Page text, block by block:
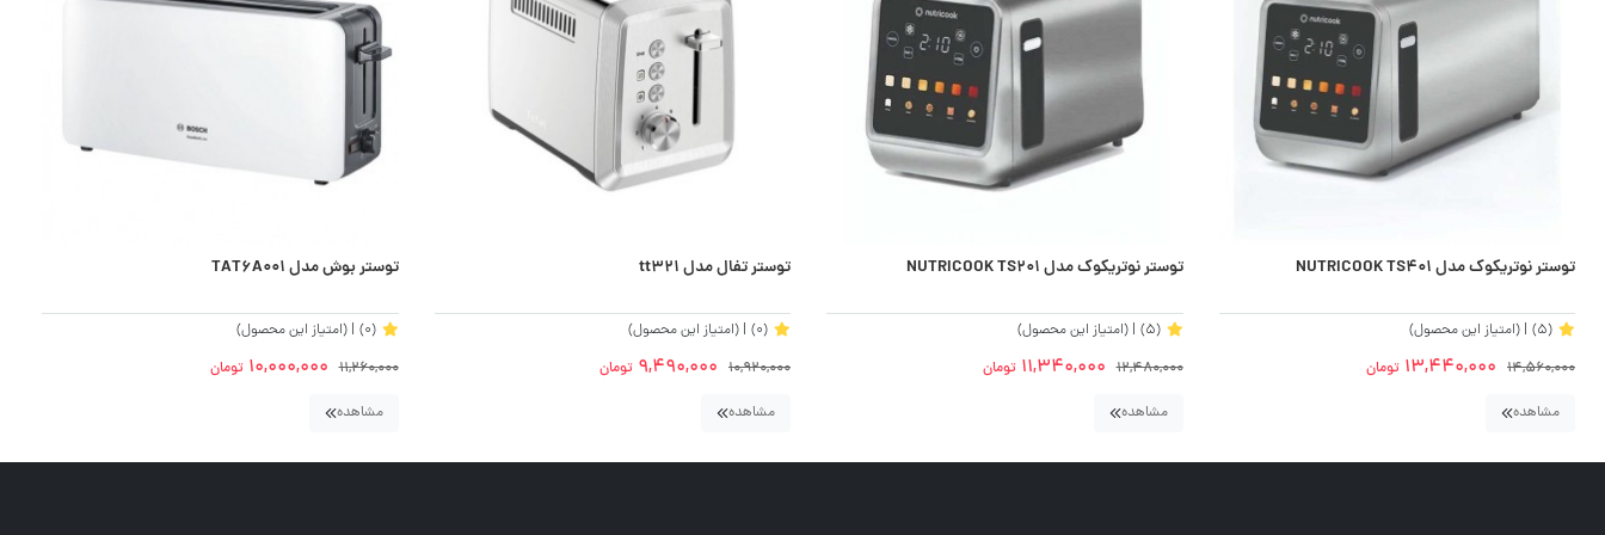
توستر نوتریکوک مدل NUTRICOOK TS401
(5)
| (امتیاز این محصول)
14,560,000
13,440,000 تومان
مشاهده
توستر نوتریکوک مدل NUTRICOOK TS201
(5)
| (امتیاز این محصول)
12,480,000
11,340,000 تومان
مشاهده
توستر تفال مدل tt321
(0)
| (امتیاز این محصول)
10,920,000
9,490,000 تومان
مشاهده
توستر بوش مدل TAT6A001
(0)
| (امتیاز این محصول)
11,260,000
10,000,000 تومان
مشاهده